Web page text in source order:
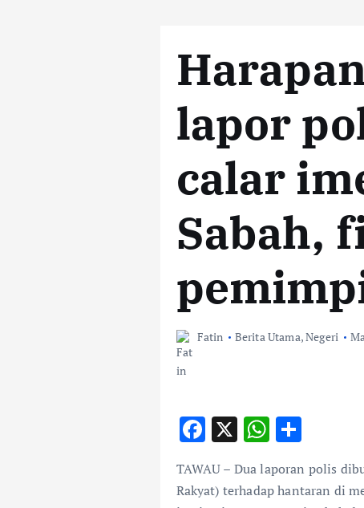
lapor
calar
Sabah,
Fatin Berita Utama,Negeri
F
e
X W
at
S
ar
TAWAU – Dua laporan polis
Rakyat) terhadap hantaran di